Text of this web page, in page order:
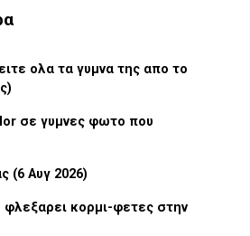
ολα τα γυμνα της απο το
σε γυμνες φωτο που
(6 Αυγ 2026)
κορμι-φετες στην